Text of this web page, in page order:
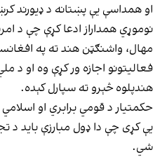
او همداسې یې پښتانه د ډیورند
نوموړي همداراز ادعا کړې چې د
مهال، واشنګټن هند ته په
فعالیتونو اجازه ور کړې وه او د
هندپلوه څېرو ته سپارل کېده.
حکمتیار د قومي برابري او اسلامي
یې کړی چې دا ډول مبارزې باید د
شي.